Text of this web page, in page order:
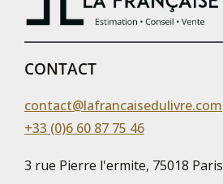
CONTACT
contact@lafrancaisedulivre.com
+33 (0)6 60 87 75 46
3 rue Pierre l'ermite, 75018 Paris